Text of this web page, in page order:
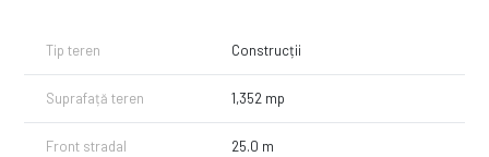
Tip teren Construcții
Suprafață teren 1,352 mp
Front stradal 25.0 m